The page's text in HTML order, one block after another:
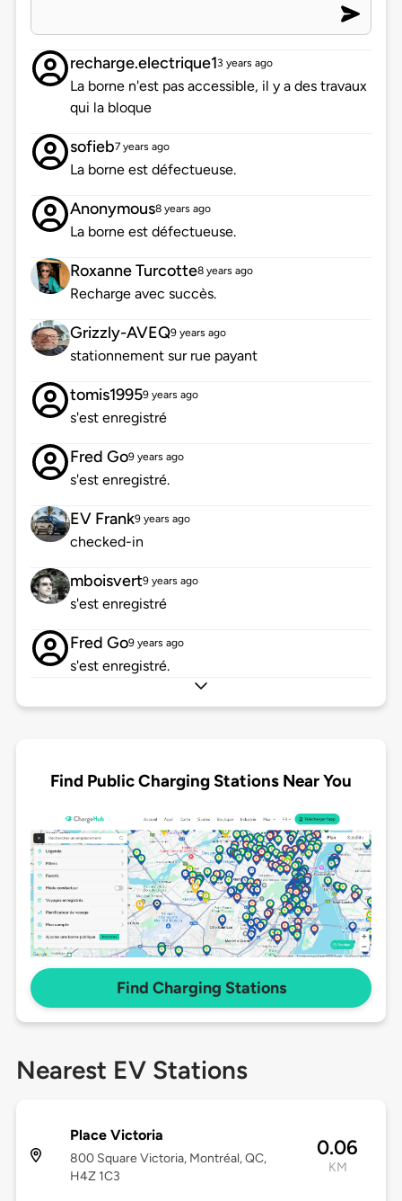
recharge.electrique13 years ago
La borne n'est pas accessible, il y a des travaux
qui la bloque
sofieb7 years ago
La borne est défectueuse.
Anonymous8 years ago
La borne est défectueuse.
Roxanne Turcotte8 years ago
Recharge avec succès.
Grizzly-AVEQ9 years ago
stationnement sur rue payant
tomis19959 years ago
s'est enregistré
Fred Go9 years ago
s'est enregistré.
EV Frank9 years ago
checked-in
mboisvert9 years ago
s'est enregistré
Fred Go9 years ago
s'est enregistré.
Find Public Charging Stations Near You
Find Charging Stations
Nearest EV Stations
Place Victoria
800 Square Victoria, Montréal, QC,
H4Z 1C3
0.06
KM